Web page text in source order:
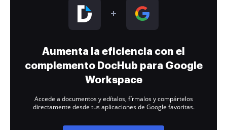
Aumenta la eficiencia con el
complemento DocHub para Google
Workspace
Accede a documentos y edítalos, fírmalos y compártelos
directamente desde tus aplicaciones de Google favoritas.